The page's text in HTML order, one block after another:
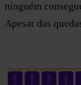
ninguém
Apesar das